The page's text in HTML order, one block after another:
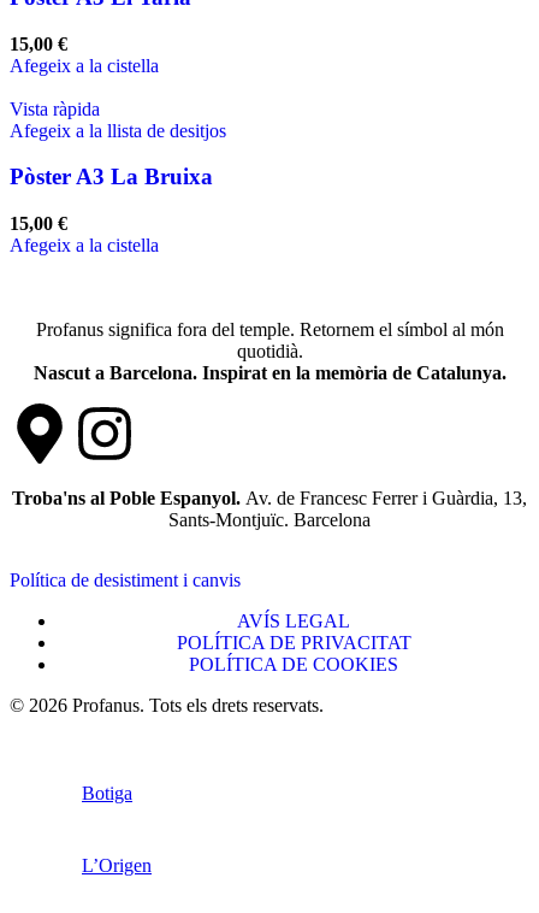
15,00 €
Afegeix a la cistella
Vista ràpida
Afegeix a la llista de desitjos
Pòster A3 La Bruixa
15,00 €
Afegeix a la cistella
Profanus significa fora del temple. Retornem el símbol al món
quotidià.
Nascut a Barcelona. Inspirat en la memòria de Catalunya.
Troba'ns al Poble Espanyol. Av. de Francesc Ferrer i Guàrdia, 13,
Sants-Montjuïc. Barcelona
Política de desistiment i canvis
AVÍS LEGAL
POLÍTICA DE PRIVACITAT
POLÍTICA DE COOKIES
© 2026 Profanus. Tots els drets reservats.
Botiga
L’Origen